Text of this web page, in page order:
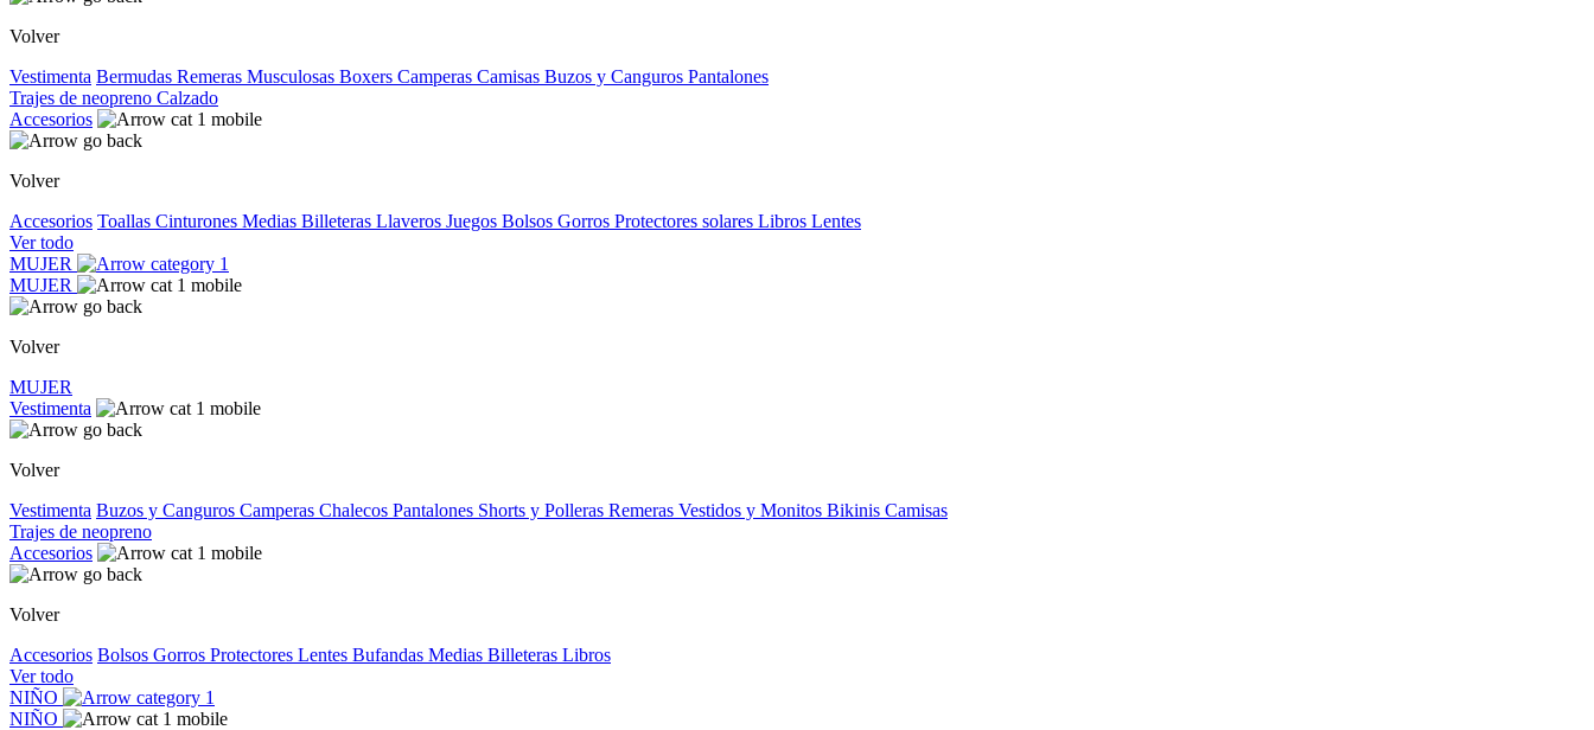
Volver
Vestimenta Bermudas Remeras Musculosas Boxers Camperas Camisas Buzos y Canguros Pantalones
Trajes de neopreno Calzado
Accesorios
Volver
Accesorios Toallas Cinturones Medias Billeteras Llaveros Juegos Bolsos Gorros Protectores solares Libros Lentes
Ver todo
MUJER
MUJER
Volver
MUJER
Vestimenta
Volver
Vestimenta Buzos y Canguros Camperas Chalecos Pantalones Shorts y Polleras Remeras Vestidos y Monitos Bikinis Camisas
Trajes de neopreno
Accesorios
Volver
Accesorios Bolsos Gorros Protectores Lentes Bufandas Medias Billeteras Libros
Ver todo
NIÑO
NIÑO